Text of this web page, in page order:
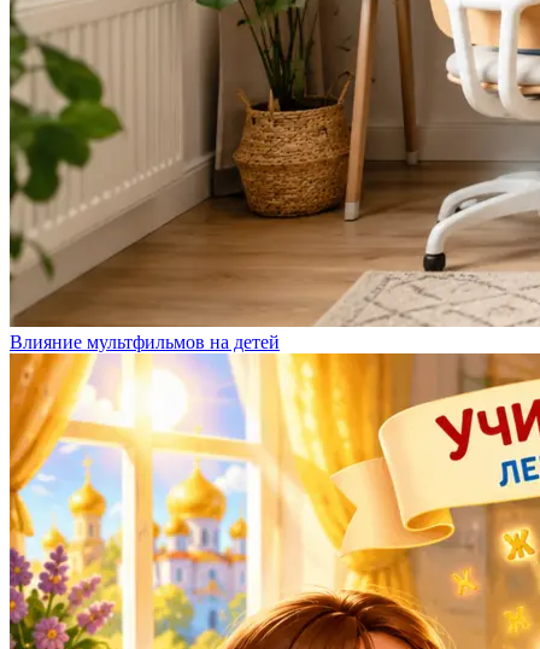
Влияние мультфильмов на детей